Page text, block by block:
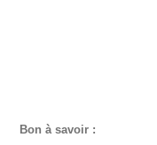
Bon à savoir :